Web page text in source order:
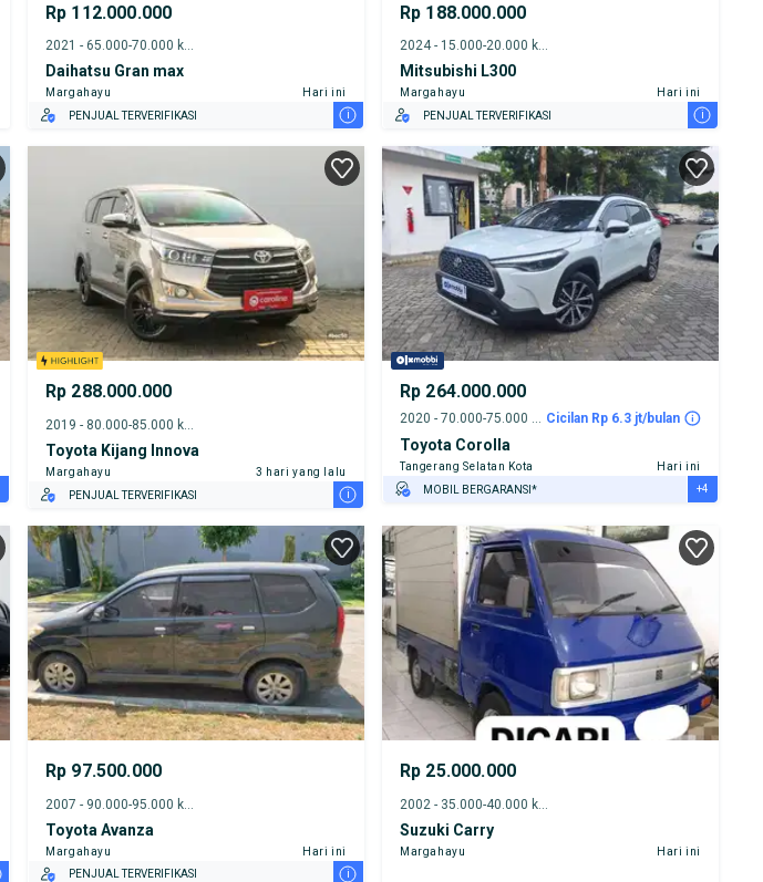
Rp 112.000.000
2021 - 65.000-70.000 km
Daihatsu Gran max
Margahayu
Hari ini
PENJUAL TERVERIFIKASI
i
Rp 188.000.000
2024 - 15.000-20.000 km
Mitsubishi L300
Margahayu
Hari ini
PENJUAL TERVERIFIKASI
i
Rp 288.000.000
2019 - 80.000-85.000 km
Toyota Kijang Innova
Margahayu
3 hari yang lalu
PENJUAL TERVERIFIKASI
i
Rp 264.000.000
2020 - 70.000-75.000 km Cicilan Rp 6.3 jt/bulan
Toyota Corolla
Tangerang Selatan Kota
Hari ini
MOBIL BERGARANSI*
TEST DRIVE DARI RUMAH
GRATIS BIAYA JASA PERAWATAN*
PENJUAL TERVERIFIKASI
+4
Rp 97.500.000
2007 - 90.000-95.000 km
Toyota Avanza
Margahayu
Hari ini
PENJUAL TERVERIFIKASI
i
Rp 25.000.000
2002 - 35.000-40.000 km
Suzuki Carry
Margahayu Hari ini